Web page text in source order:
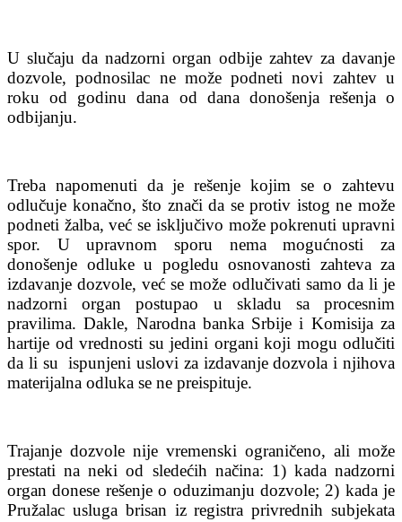
U slučaju da nadzorni organ odbije zahtev za davanje
dozvole, podnosilac ne može podneti novi zahtev u
roku od godinu dana od dana donošenja rešenja o
odbijanju.
Treba napomenuti da je rešenje kojim se o zahtevu
odlučuje konačno, što znači da se protiv istog ne može
podneti žalba, već se isključivo može pokrenuti upravni
spor. U upravnom sporu nema mogućnosti za
donošenje odluke u pogledu osnovanosti zahteva za
izdavanje dozvole, već se može odlučivati samo da li je
nadzorni organ postupao u skladu sa procesnim
pravilima. Dakle, Narodna banka Srbije i Komisija za
hartije od vrednosti su jedini organi koji mogu odlučiti
da li su ispunjeni uslovi za izdavanje dozvola i njihova
materijalna odluka se ne preispituje.
Trajanje dozvole nije vremenski ograničeno, ali može
prestati na neki od sledećih načina: 1) kada nadzorni
organ donese rešenje o oduzimanju dozvole; 2) kada je
Pružalac usluga brisan iz registra privrednih subjekata